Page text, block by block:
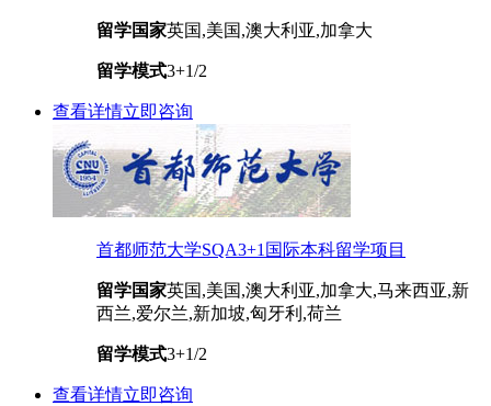
留学国家英国,美国,澳大利亚,加拿大
留学模式3+1/2
查看详情立即咨询
首都师范大学SQA3+1国际本科留学项目
留学国家英国,美国,澳大利亚,加拿大,马来西亚,新
西兰,爱尔兰,新加坡,匈牙利,荷兰
留学模式3+1/2
查看详情立即咨询